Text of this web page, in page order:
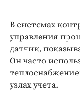
В системах
управления
датчик,
Он часто
узлах учета.